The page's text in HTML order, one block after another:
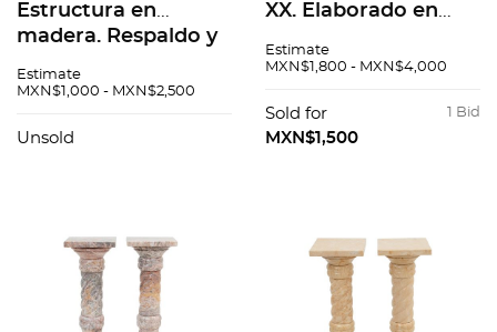
Estructura en
madera. Respaldo y
con tapicería de tela
floral.
Estimate
MXN$1,000 - MXN$2,500
Unsold
XX. Elaborado en
color caoba y MDF.
rectangular, dos
cajones y tiradores
Estimate
MXN$1,800 - MXN$4,000
1 Bid
Sold for
MXN$1,500